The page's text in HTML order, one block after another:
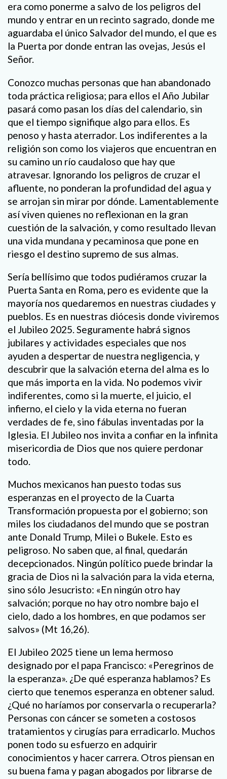
era como ponerme a salvo de los peligros del
mundo y entrar en un recinto sagrado, donde me
aguardaba el único Salvador del mundo, el que es
la Puerta por donde entran las ovejas, Jesús el
Señor.
Conozco muchas personas que han abandonado
toda práctica religiosa; para ellos el Año Jubilar
pasará como pasan los días del calendario, sin
que el tiempo signifique algo para ellos. Es
penoso y hasta aterrador. Los indiferentes a la
religión son como los viajeros que encuentran en
su camino un río caudaloso que hay que
atravesar. Ignorando los peligros de cruzar el
afluente, no ponderan la profundidad del agua y
se arrojan sin mirar por dónde. Lamentablemente
así viven quienes no reflexionan en la gran
cuestión de la salvación, y como resultado llevan
una vida mundana y pecaminosa que pone en
riesgo el destino supremo de sus almas.
Sería bellísimo que todos pudiéramos cruzar la
Puerta Santa en Roma, pero es evidente que la
mayoría nos quedaremos en nuestras ciudades y
pueblos. Es en nuestras diócesis donde viviremos
el Jubileo 2025. Seguramente habrá signos
jubilares y actividades especiales que nos
ayuden a despertar de nuestra negligencia, y
descubrir que la salvación eterna del alma es lo
que más importa en la vida. No podemos vivir
indiferentes, como si la muerte, el juicio, el
infierno, el cielo y la vida eterna no fueran
verdades de fe, sino fábulas inventadas por la
Iglesia. El Jubileo nos invita a confiar en la infinita
misericordia de Dios que nos quiere perdonar
todo.
Muchos mexicanos han puesto todas sus
esperanzas en el proyecto de la Cuarta
Transformación propuesta por el gobierno; son
miles los ciudadanos del mundo que se postran
ante Donald Trump, Milei o Bukele. Esto es
peligroso. No saben que, al final, quedarán
decepcionados. Ningún político puede brindar la
gracia de Dios ni la salvación para la vida eterna,
sino sólo Jesucristo: «En ningún otro hay
salvación; porque no hay otro nombre bajo el
cielo, dado a los hombres, en que podamos ser
salvos» (Mt 16,26).
El Jubileo 2025 tiene un lema hermoso
designado por el papa Francisco: «Peregrinos de
la esperanza». ¿De qué esperanza hablamos? Es
cierto que tenemos esperanza en obtener salud.
¿Qué no haríamos por conservarla o recuperarla?
Personas con cáncer se someten a costosos
tratamientos y cirugías para erradicarlo. Muchos
ponen todo su esfuerzo en adquirir
conocimientos y hacer carrera. Otros piensan en
su buena fama y pagan abogados por librarse de